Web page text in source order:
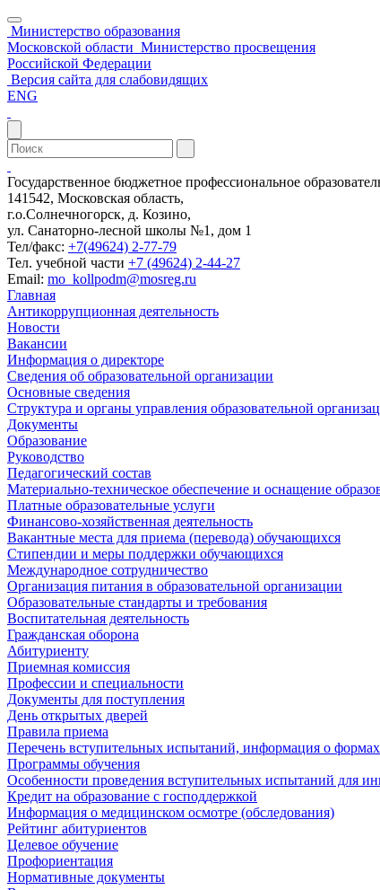
Министерство образования
Московской области Министерство просвещения
Российской Федерации
Версия сайта для слабовидящих
ENG
Государственное бюджетное профессиональное
141542, Московская область,
г.о.Солнечногорск, д. Козино,
ул. Санаторно-лесной школы №1, дом 1
Тел/факс: +7(49624) 2-77-79
Тел. учебной части +7 (49624) 2-44-27
Email: mo_kollpodm@mosreg.ru
Главная
Антикоррупционная деятельность
Новости
Вакансии
Информация о директоре
Сведения об образовательной организации
Основные сведения
Структура и органы управления образовательной
Документы
Образование
Руководство
Педагогический состав
Материально-техническое обеспечение и оснащение
Платные образовательные услуги
Финансово-хозяйственная деятельность
Вакантные места для приема (перевода) обучающихся
Стипендии и меры поддержки обучающихся
Международное сотрудничество
Организация питания в образовательной организации
Образовательные стандарты и требования
Воспитательная деятельность
Гражданская оборона
Абитуриенту
Приемная комиссия
Профессии и специальности
Документы для поступления
День открытых дверей
Правила приема
Перечень вступительных испытаний, информация о
Программы обучения
Особенности проведения вступительных испытаний для
Кредит на образование с господдержкой
Информация о медицинском осмотре (обследования)
Рейтинг абитуриентов
Целевое обучение
Профориентация
Нормативные документы